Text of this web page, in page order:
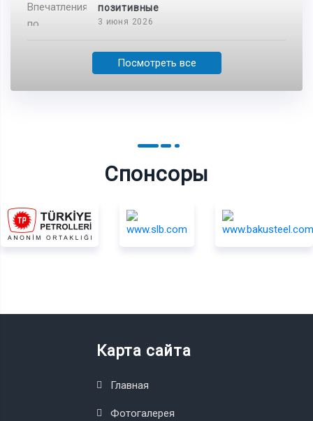
позитивные
3 июня 2026
Посмотреть все
Спонсоры
Карта сайта
Главная
Фотогалерея